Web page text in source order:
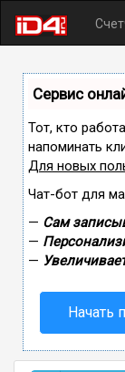
Сервис
Тот, кто
напоминать
Для новых
Чат-бот для
— Сам
—
—
Начать